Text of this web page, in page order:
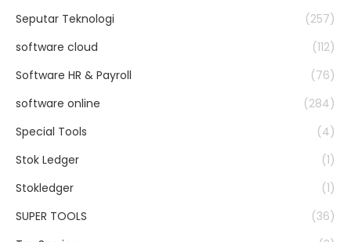
Seputar Teknologi
(257)
software cloud
(112)
Software HR & Payroll
(76)
software online
(284)
Special Tools
(4)
Stok Ledger
(1)
Stokledger
(1)
SUPER TOOLS
(36)